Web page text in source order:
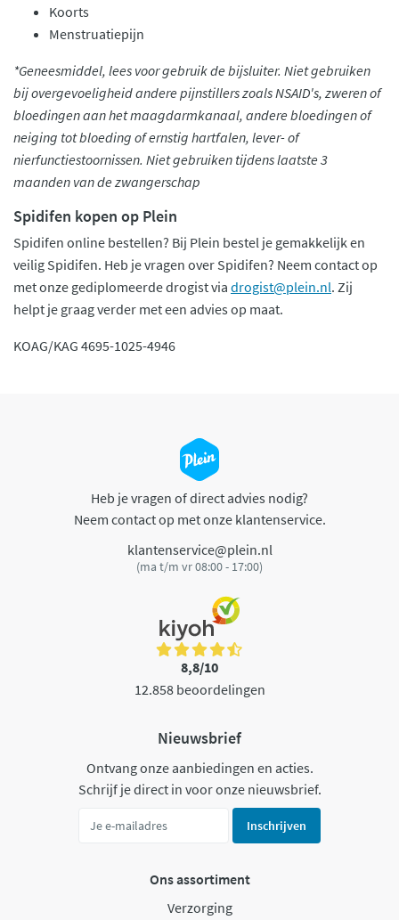
Koorts
Menstruatiepijn
*Geneesmiddel, lees voor gebruik de bijsluiter. Niet gebruiken
bij overgevoeligheid andere pijnstillers zoals NSAID's, zweren of
bloedingen aan het maagdarmkanaal, andere bloedingen of
neiging tot bloeding of ernstig hartfalen, lever- of
nierfunctiestoornissen. Niet gebruiken tijdens laatste 3
maanden van de zwangerschap
Spidifen kopen op Plein
Spidifen online bestellen? Bij Plein bestel je gemakkelijk en
veilig Spidifen. Heb je vragen over Spidifen? Neem contact op
met onze gediplomeerde drogist via drogist@plein.nl. Zij
helpt je graag verder met een advies op maat.
KOAG/KAG 4695-1025-4946
Heb je vragen of direct advies nodig?
Neem contact op met onze klantenservice.
klantenservice@plein.nl
(ma t/m vr 08:00 - 17:00)
8,8/10
12.858 beoordelingen
Nieuwsbrief
Ontvang onze aanbiedingen en acties.
Schrijf je direct in voor onze nieuwsbrief.
Inschrijven
Ons assortiment
Verzorging